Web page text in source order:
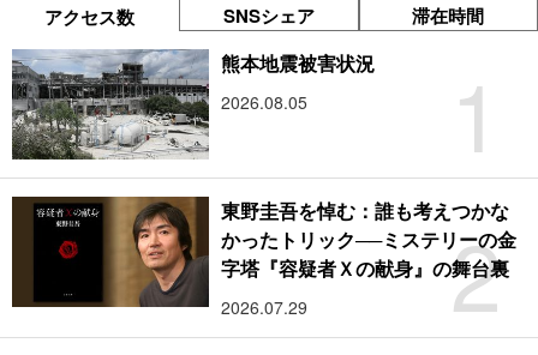
アクセス数 SNSシェア 滞在時間
1
熊本地震被害状況
2026.08.05
2
東野圭吾を悼む：誰も考えつかな
かったトリック──ミステリーの金
字塔『容疑者Ｘの献身』の舞台裏
2026.07.29